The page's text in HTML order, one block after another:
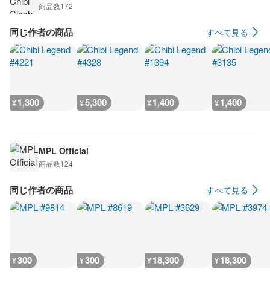
商品数172
同じ作者の商品 すべて見る
¥1,300 ¥5,300 ¥1,400 ¥1,400
MPL Official
商品数124
同じ作者の商品 すべて見る
¥300 ¥300 ¥18,300 ¥18,300